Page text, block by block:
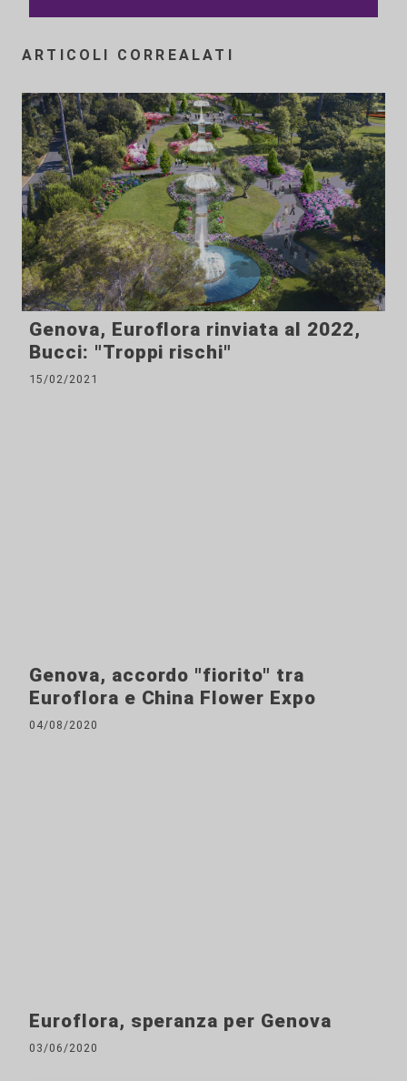
ARTICOLI CORREALATI
Genova, Euroflora rinviata al 2022,
Bucci: "Troppi rischi"
15/02/2021
Genova, accordo "fiorito" tra
Euroflora e China Flower Expo
04/08/2020
Euroflora, speranza per Genova
03/06/2020